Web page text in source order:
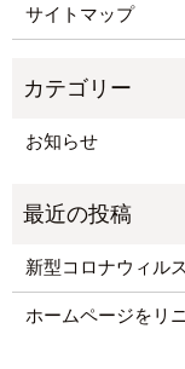
サイトマップ
お知らせ
新型コロナウィル
ホームページをリ